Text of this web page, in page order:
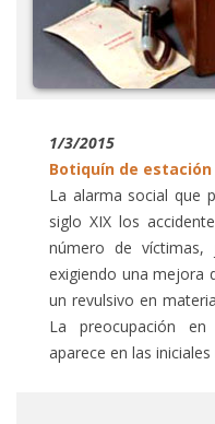
1/3/2015
Botiquín de estación
La alarma social que
siglo XIX los
número de
exigiendo una mejora
un revulsivo en
La preocupación
aparece en las